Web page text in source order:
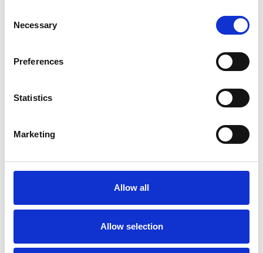
Selection
Necessary
Preferences
Statistics
Marketing
Allow all
Allow selection
Accelera la ripresa dell’industria nel corso del
Overview Economica
Repubblica Ceca